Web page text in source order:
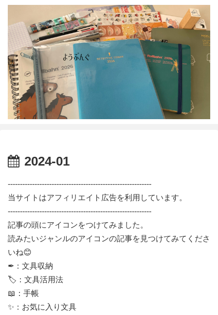
2024-01
-----------------------------------------------------------
当サイトはアフィリエイト広告を利用しています。
-----------------------------------------------------------
記事の頭にアイコンをつけてみました。
読みたいジャンルのアイコンの記事を見つけてみてくださ
いね😊
✒：文具収納
🏷：文具活用法
📖：手帳
✨：お気に入り文具